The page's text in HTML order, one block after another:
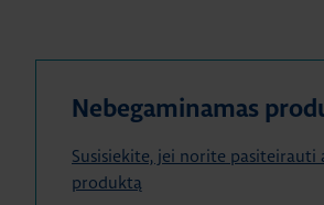
Nebegaminamas
Susisiekite, jei norite pasiteirauti
produktą